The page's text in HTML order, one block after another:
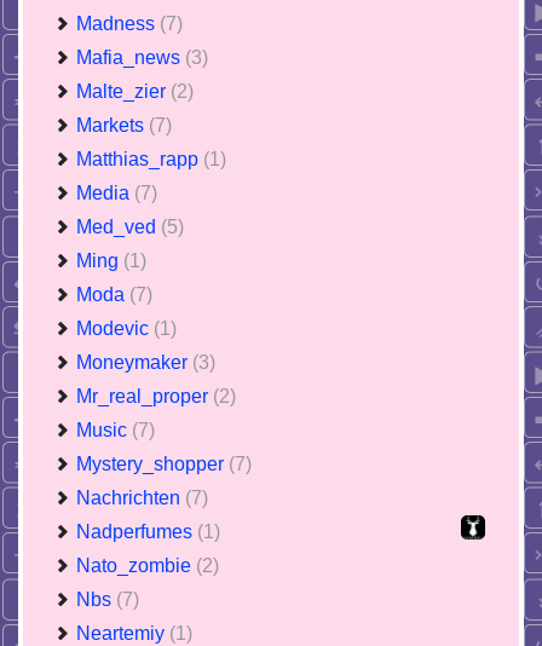
Madness (7)
Mafia_news (3)
Malte_zier (2)
Markets (7)
Matthias_rapp (1)
Media (7)
Med_ved (5)
Ming (1)
Moda (7)
Modevic (1)
Moneymaker (3)
Mr_real_proper (2)
Music (7)
Mystery_shopper (7)
Nachrichten (7)
Nadperfumes (1)
Nato_zombie (2)
Nbs (7)
Neartemiy (1)